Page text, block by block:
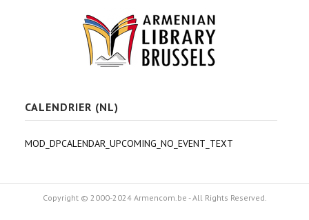
CALENDRIER (NL)
MOD_DPCALENDAR_UPCOMING_NO_EVENT_TEXT
Copyright © 2000-2024 Armencom.be - All Rights Reserved.